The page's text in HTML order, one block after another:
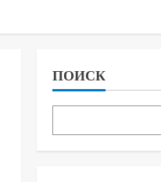
ПОИСК